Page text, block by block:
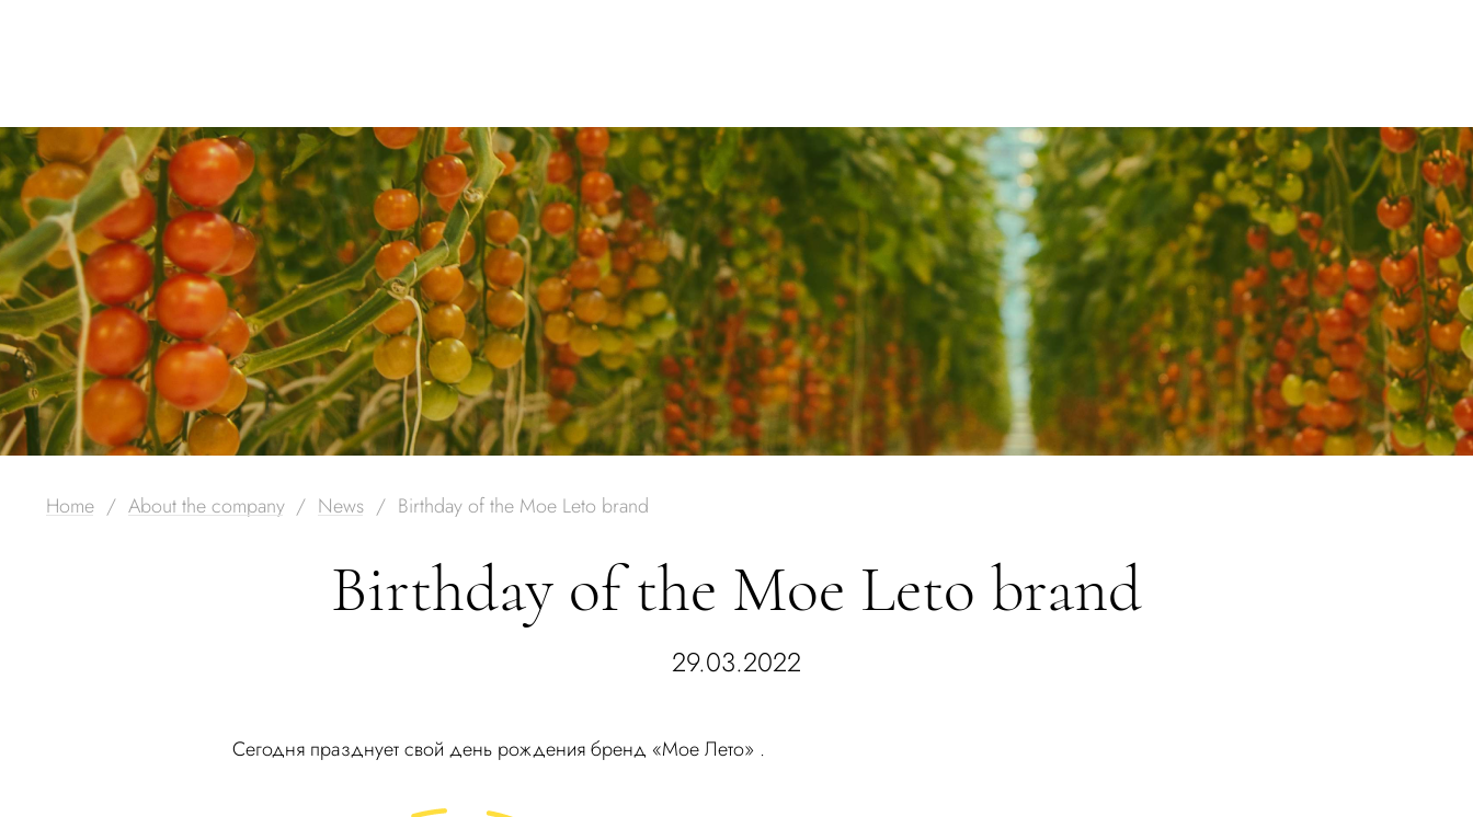
Home About the company News Birthday of the Moe Leto brand
Birthday of the Moe Leto brand
29.03.2022
Сегодня празднует свой день рождения бренд «Мое Лето» .